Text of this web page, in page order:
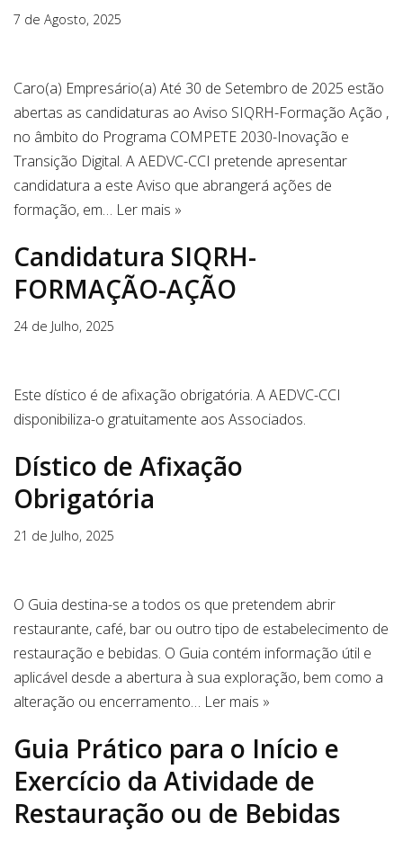
7 de Agosto, 2025
Caro(a) Empresário(a) Até 30 de Setembro de 2025 estão
abertas as candidaturas ao Aviso SIQRH-Formação Ação ,
no âmbito do Programa COMPETE 2030-Inovação e
Transição Digital. A AEDVC-CCI pretende apresentar
candidatura a este Aviso que abrangerá ações de
formação, em… Ler mais »
Candidatura SIQRH-
FORMAÇÃO-AÇÃO
24 de Julho, 2025
Este dístico é de afixação obrigatória. A AEDVC-CCI
disponibiliza-o gratuitamente aos Associados.
Dístico de Afixação
Obrigatória
21 de Julho, 2025
O Guia destina-se a todos os que pretendem abrir
restaurante, café, bar ou outro tipo de estabelecimento de
restauração e bebidas. O Guia contém informação útil e
aplicável desde a abertura à sua exploração, bem como a
alteração ou encerramento… Ler mais »
Guia Prático para o Início e
Exercício da Atividade de
Restauração ou de Bebidas